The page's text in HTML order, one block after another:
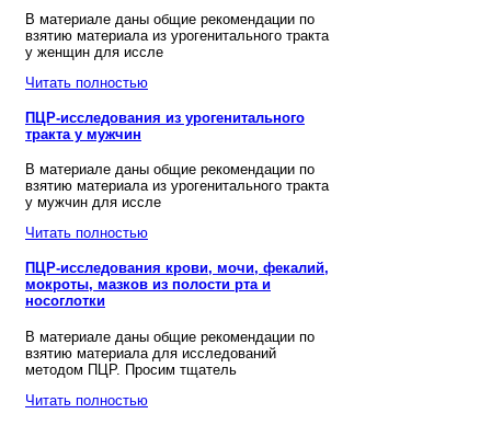
В материале даны общие рекомендации по
взятию материала из урогенитального тракта
у женщин для иссле
Читать полностью
ПЦР-исследования из урогенитального
тракта у мужчин
В материале даны общие рекомендации по
взятию материала из урогенитального тракта
у мужчин для иссле
Читать полностью
ПЦР-исследования крови, мочи, фекалий,
мокроты, мазков из полости рта и
носоглотки
В материале даны общие рекомендации по
взятию материала для исследований
методом ПЦР. Просим тщатель
Читать полностью